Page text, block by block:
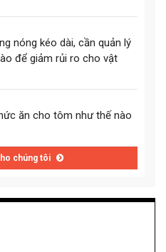
nóng kéo dài, cần quản lý
để giảm rủi ro cho vật
ăn cho tôm như thế nào
chúng tôi